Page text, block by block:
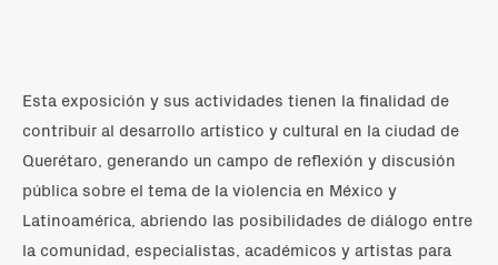
Esta exposición y sus actividades tienen la finalidad de
contribuir al desarrollo artístico y cultural en la ciudad de
Querétaro, generando un campo de reflexión y discusión
pública sobre el tema de la violencia en México y
Latinoamérica, abriendo las posibilidades de diálogo entre
la comunidad, especialistas, académicos y artistas para